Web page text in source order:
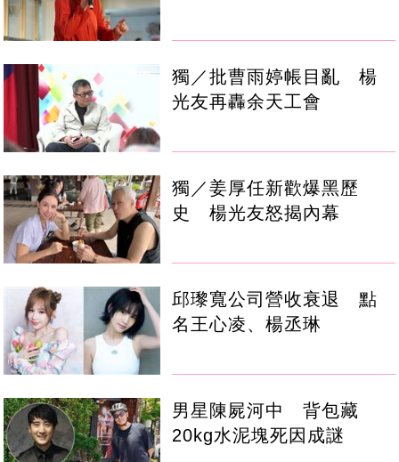
獨／批曹雨婷帳目亂 楊
光友再轟余天工會
獨／姜厚任新歡爆黑歷
史 楊光友怒揭內幕
邱瓈寬公司營收衰退 點
名王心凌、楊丞琳
男星陳屍河中 背包藏
20kg水泥塊死因成謎